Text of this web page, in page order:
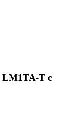
LM1TA-T с